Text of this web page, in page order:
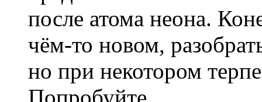
после атома неона.
чём-то новом,
но при некотором